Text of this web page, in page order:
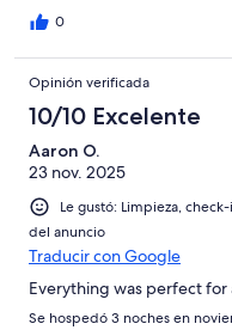
0
Opinión verificada
10/10 Excelente
Aaron O.
23 nov. 2025
Le gustó: Limpieza,
del anuncio
Traducir con Google
Everything was perfect for
Se hospedó 3 noches en